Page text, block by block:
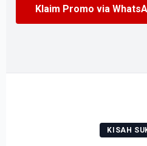
Klaim Promo via
KISAH